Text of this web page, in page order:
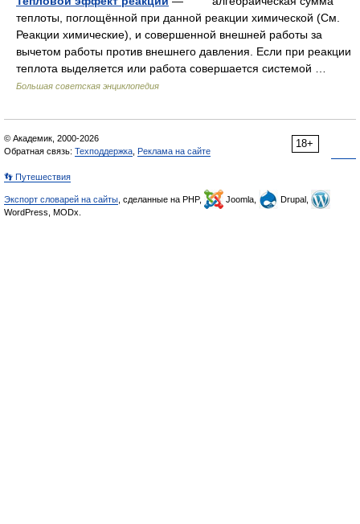
теплоты, поглощённой при данной реакции химической (См.
Реакции химические), и совершенной внешней работы за
вычетом работы против внешнего давления. Если при реакции
теплота выделяется или работа совершается системой …
Большая советская энциклопедия
18+
© Академик, 2000-2026
Обратная связь: Техподдержка, Реклама на сайте
👣 Путешествия
Экспорт словарей на сайты, сделанные на PHP, Joomla,
Drupal,
WordPress, MODx.